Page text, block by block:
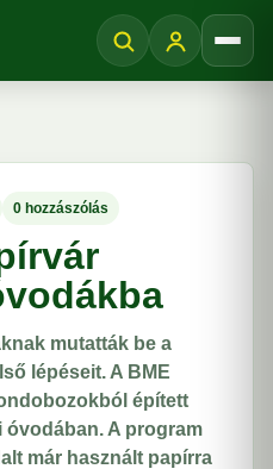
0 hozzászólás
mutatták be a
lépéseit. A BME
épített
A program
már használt papírra